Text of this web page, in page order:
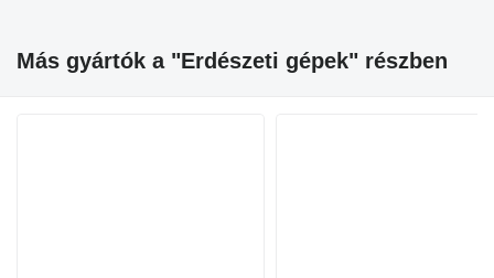
Más gyártók a "Erdészeti gépek" részben